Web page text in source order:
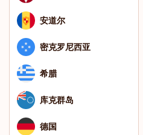
安道尔
密克罗尼西亚
希腊
库克群岛
德国